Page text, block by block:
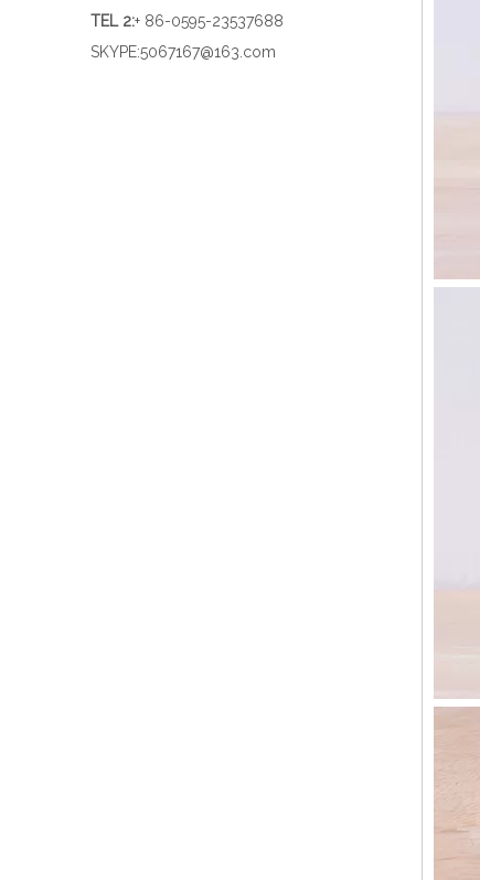
TEL 2:+ 86-0595-23537688
SKYPE:5067167@163.com